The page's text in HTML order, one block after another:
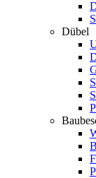
Dübel